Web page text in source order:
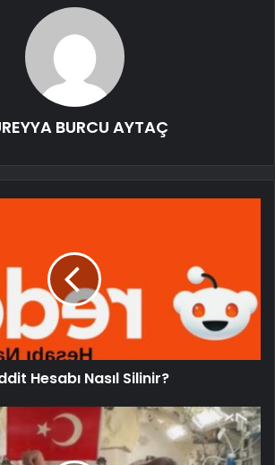
BURCU AYTAÇ
Hesabı Nasıl Silinir?